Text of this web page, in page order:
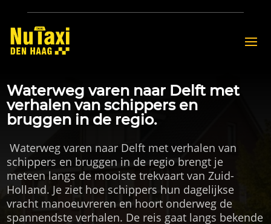
Waterweg varen naar Delft met
verhalen van schippers en
bruggen in de regio.
​ Waterweg varen naar Delft met verhalen van
schippers en bruggen in de regio brengt je
meteen langs de mooiste trekvaart van Zuid-
Holland.​ Je ziet hoe schippers hun dagelijkse
vracht manoeuvreren en hoort onderweg de
spannendste verhalen.​ De reis gaat langs bekende